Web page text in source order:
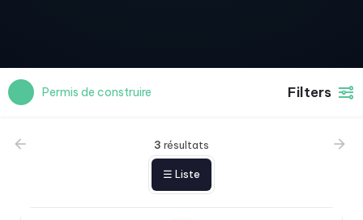
Permis de construire Filters
3 résultats
☰ Liste